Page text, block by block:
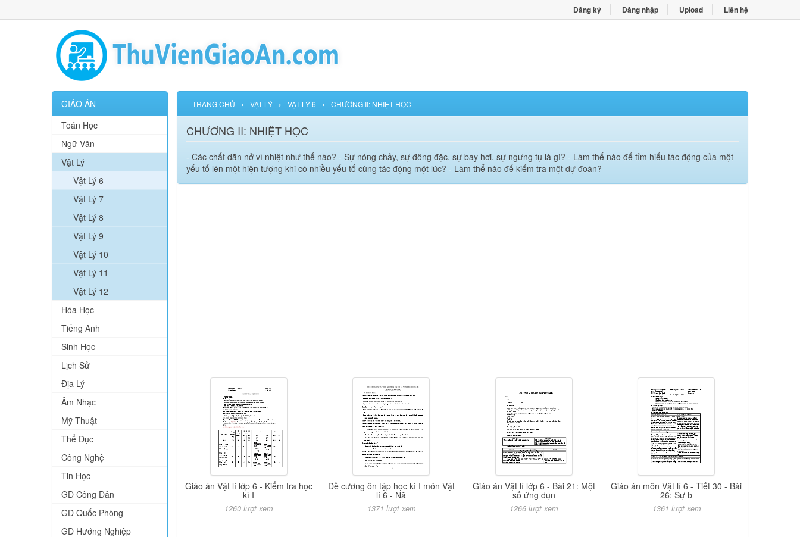
Đăng ký Đăng nhập Upload Liên hệ
GIÁO ÁN
Toán Học
Ngữ Văn
Vật Lý
Vật Lý 6
Vật Lý 7
Vật Lý 8
Vật Lý 9
Vật Lý 10
Vật Lý 11
Vật Lý 12
Hóa Học
Tiếng Anh
Sinh Học
Lịch Sử
Địa Lý
Âm Nhạc
Mỹ Thuật
Thể Dục
Công Nghệ
Tin Học
GD Công Dân
GD Quốc Phòng
GD Hướng Nghiệp
TRANG CHỦ › VẬT LÝ › VẬT LÝ 6 › CHƯƠNG II: NHIỆT HỌC
CHƯƠNG II: NHIỆT HỌC
- Các chất dãn nở vì nhiệt như thế nào? - Sự nóng chảy, sự đông đặc, sự bay hơi, sự ngưng tụ là gì? - Làm thế nào để tỉm hiểu tác động của một
yếu tố lên một hiện tượng khi có nhiều yếu tố cùng tác động một lúc? - Làm thể nào để kiểm tra một dự đoán?
Giáo án Vật lí lớp 6 - Kiểm tra học
kì I
1260 lượt xem
Đề cương ôn tập học kì I môn Vật
lí 6 - Nă
1371 lượt xem
Giáo án Vật lí lớp 6 - Bài 21: Một
số ứng dụn
1266 lượt xem
Giáo án môn Vật lí 6 - Tiết 30 - Bài
26: Sự b
1361 lượt xem